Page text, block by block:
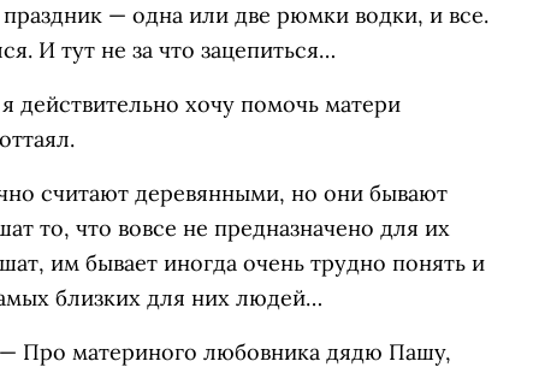
— одна или две рюмки водки, и все.
И тут не за что зацепиться…
действительно хочу помочь матери
считают деревянными, но они бывают
то, что вовсе не предназначено для их
им бывает иногда очень трудно понять и
близких для них людей…
Про материного любовника дядю Пашу,